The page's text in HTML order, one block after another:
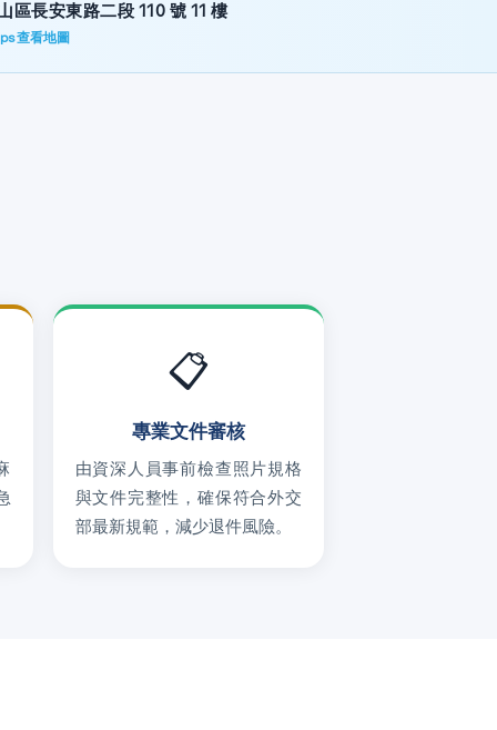
區長安東路二段 110 號 11 樓
查看地圖
📋
專業文件審核
由資深人員事前檢查照片規格
與文件完整性，確保符合外交
部最新規範，減少退件風險。